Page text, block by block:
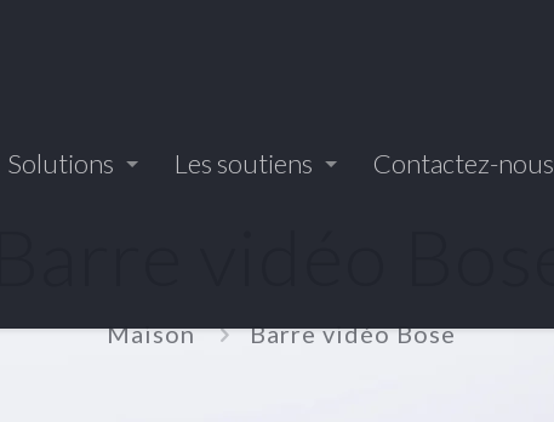
Solutions Les soutiens Contactez-nous
Maison Barre vidéo Bose